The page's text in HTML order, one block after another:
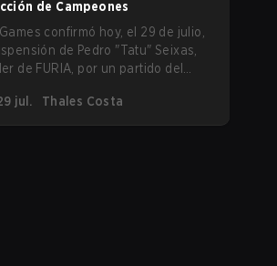
de Campeones
confirmó hoy, el 29 de julio,
de Pedro "Tatu" Seixas,
de FURIA, por un partido del
durante la Selección de
jul. Thales Costa